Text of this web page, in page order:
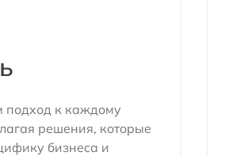
к каждому
решения, которые
бизнеса и